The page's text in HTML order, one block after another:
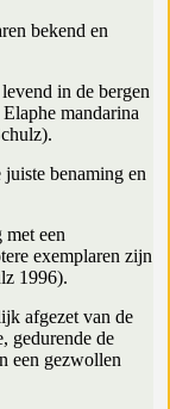
bekend en
in de bergen
mandarina
benaming en
een
exemplaren zijn
1996).
afgezet van de
gedurende de
een gezwollen